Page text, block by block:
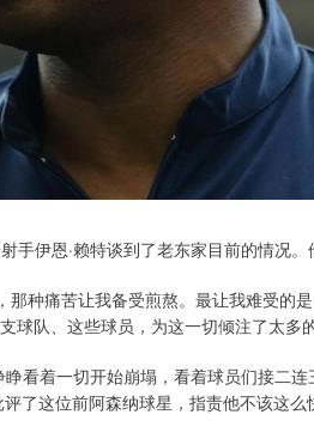
伊恩·赖特谈到了老东家目前的情况。
那种痛苦让我备受煎熬。最让我难受的
球队、这些球员，为这一切倾注了太多
看着一切开始崩塌，看着球员们接二
了这位前阿森纳球星，指责他不该这么